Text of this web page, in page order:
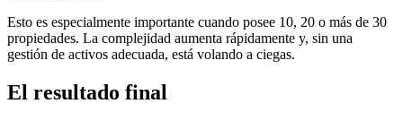
Esto es especialmente importante cuando posee 10, 20 o más de 30
propiedades. La complejidad aumenta rápidamente y, sin una
gestión de activos adecuada, está volando a ciegas.
El resultado final